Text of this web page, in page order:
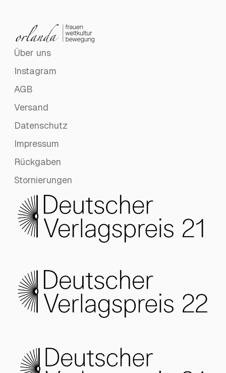
Über uns
Instagram
AGB
Versand
Datenschutz
Impressum
Rückgaben
Stornierungen